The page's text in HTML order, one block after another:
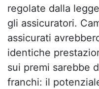
regolate dalla
gli assicuratori.
assicurati
identiche
sui premi sarebbe
franchi: il